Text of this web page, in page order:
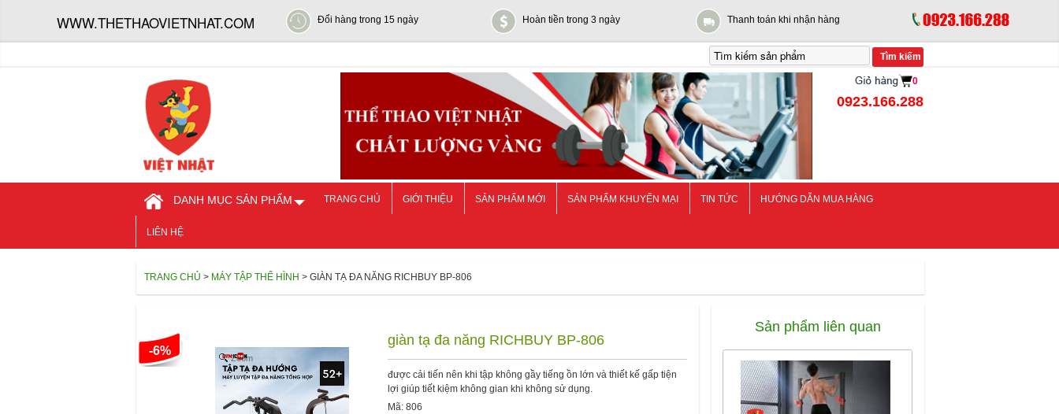
WWW.THETHAOVIETNHAT.COM Đổi hàng trong 15 ngày Hoàn tiền trong 3 ngày Thanh toán khi nhận hàng
0
0923.166.288
DANH MỤC SẢN PHẨM TRANG CHỦ GIỚI THIỆU SẢN PHẨM MỚI SẢN PHẨM KHUYẾN MẠI TIN TỨC HƯỚNG DẪN MUA HÀNG
LIÊN HỆ
TRANG CHỦ > MÁY TẬP THỂ HÌNH > GIÀN TẠ ĐA NĂNG RICHBUY BP-806
Zoom
-6%
giàn tạ đa năng RICHBUY BP-806
được cải tiến nên khi tập không gầy tiếng ồn lớn và thiết kế gấp tiện
lợi giúp tiết kiệm không gian khi không sử dụng.
Mã: 806
Sản phẩm liên quan